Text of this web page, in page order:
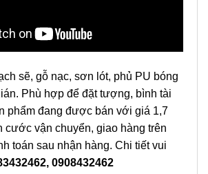
sẽ, gỗ nạc, sơn lót, phủ PU bóng
Phù hợp để đặt tượng, bình tài
phẩm đang được bán với giá 1,7
cước vận chuyển, giao hàng trên
toán sau nhận hàng. Chi tiết vui
0908432462